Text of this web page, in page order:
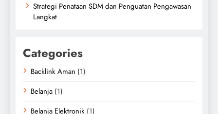
Strategi Penataan SDM dan Penguatan Pengawasan
Langkat
Categories
Backlink Aman (1)
Belanja (1)
Belanja Elektronik (1)